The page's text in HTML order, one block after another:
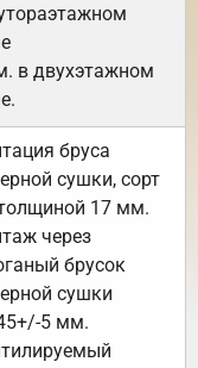
в двухэтажном
бруса
сушки, сорт
17 мм.
через
брусок
сушки
5 мм.